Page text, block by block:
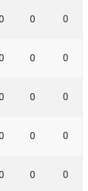
0 0
0 0
0 0
0 0
0 0